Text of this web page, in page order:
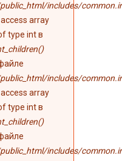
includes/
array
type int в
includes/
array
type int в
includes/